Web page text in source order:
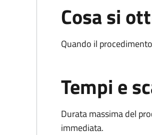
Cosa si
Quando il
Tempi e
Durata massima del
immediata.